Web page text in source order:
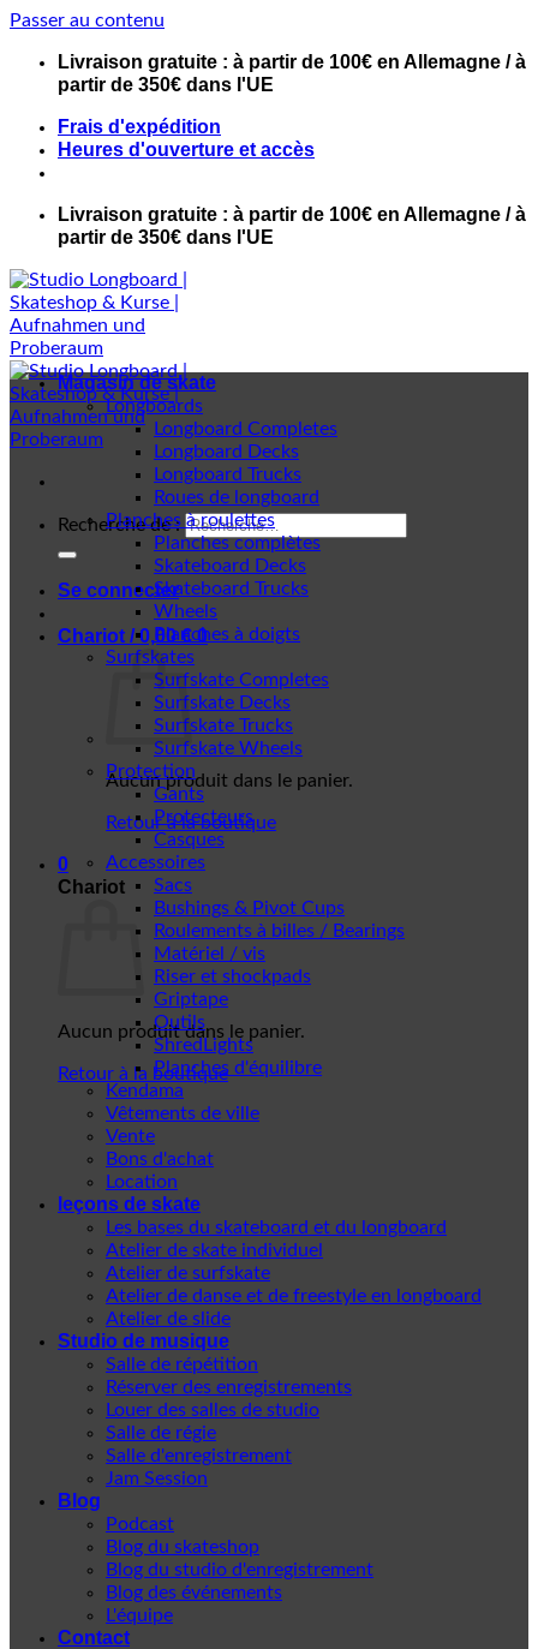
Passer au contenu
Livraison gratuite : à partir de 100€ en Allemagne / à
partir de 350€ dans l'UE
Frais d'expédition
Heures d'ouverture et accès
Livraison gratuite : à partir de 100€ en Allemagne / à
partir de 350€ dans l'UE
Recherche de :
Se connecter
Chariot /0,00€ 0
Aucun produit dans le panier.
Retour à la boutique
0
Chariot
Aucun produit dans le panier.
Retour à la boutique
Magasin de skate
Longboards
Longboard Completes
Longboard Decks
Longboard Trucks
Roues de longboard
Planches à roulettes
Planches complètes
Skateboard Decks
Skateboard Trucks
Wheels
Planches à doigts
Surfskates
Surfskate Completes
Surfskate Decks
Surfskate Trucks
Surfskate Wheels
Protection
Gants
Protecteurs
Casques
Accessoires
Sacs
Bushings & Pivot Cups
Roulements à billes / Bearings
Matériel / vis
Riser et shockpads
Griptape
Outils
ShredLights
Planches d'équilibre
Kendama
Vêtements de ville
Vente
Bons d'achat
Location
leçons de skate
Les bases du skateboard et du longboard
Atelier de skate individuel
Atelier de surfskate
Atelier de danse et de freestyle en longboard
Atelier de slide
Studio de musique
Salle de répétition
Réserver des enregistrements
Louer des salles de studio
Salle de régie
Salle d'enregistrement
Jam Session
Blog
Podcast
Blog du skateshop
Blog du studio d'enregistrement
Blog des événements
L'équipe
Contact